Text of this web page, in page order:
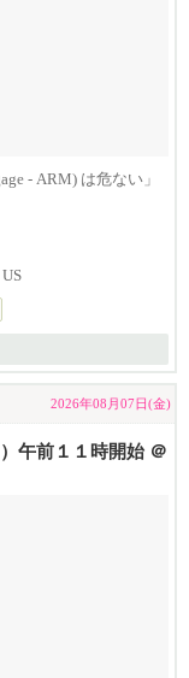
- ARM) は危ない」
2026年08月07日(金)
午前１１時開始 ＠